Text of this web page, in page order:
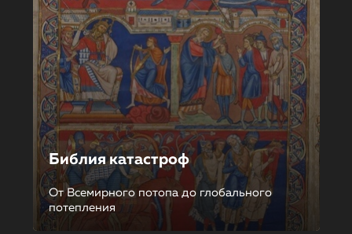
Библия катастроф
От Всемирного потопа до глобального
потепления